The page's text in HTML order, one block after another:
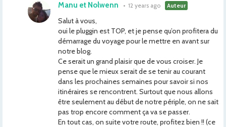
Manu et Nolwenn • 12 years ago Auteur
Salut à vous,
oui le pluggin est TOP, et je pense qu’on profitera du
démarrage du voyage pour le mettre en avant sur
notre blog.
Ce serait un grand plaisir que de vous croiser. Je
pense que le mieux serait de se tenir au courant
dans les prochaines semaines pour savoir si nos
itinéraires se rencontrent. Surtout que nous allons
être seulement au début de notre périple, on ne sait
pas trop encore comment ça va se passer.
En tout cas, on suite votre route, profitez bien !! (ce